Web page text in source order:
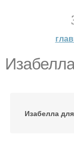
Изабелла